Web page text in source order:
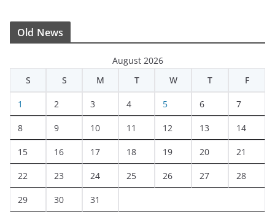
Old News
August 2026
S
S M T W T F
1 2 3 4 5 6 7
8 9 10 11 12 13 14
15 16 17 18 19 20 21
22 23 24 25 26 27 28
29 30 31